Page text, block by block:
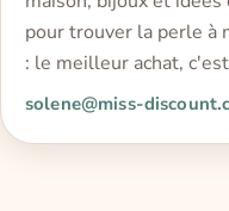
pour trouver la perle à
: le meilleur achat,
solene@miss-